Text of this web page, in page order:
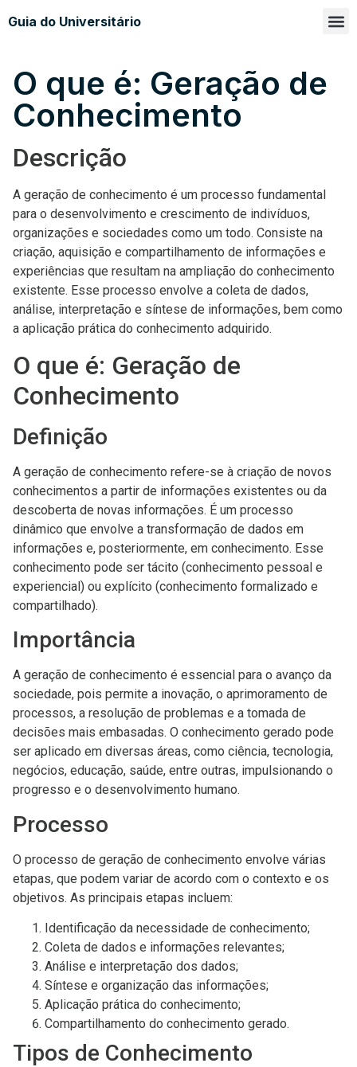
Guia do Universitário
O que é: Geração de
Conhecimento
Descrição
A geração de conhecimento é um processo fundamental
para o desenvolvimento e crescimento de indivíduos,
organizações e sociedades como um todo. Consiste na
criação, aquisição e compartilhamento de informações e
experiências que resultam na ampliação do conhecimento
existente. Esse processo envolve a coleta de dados,
análise, interpretação e síntese de informações, bem como
a aplicação prática do conhecimento adquirido.
O que é: Geração de
Conhecimento
Definição
A geração de conhecimento refere-se à criação de novos
conhecimentos a partir de informações existentes ou da
descoberta de novas informações. É um processo
dinâmico que envolve a transformação de dados em
informações e, posteriormente, em conhecimento. Esse
conhecimento pode ser tácito (conhecimento pessoal e
experiencial) ou explícito (conhecimento formalizado e
compartilhado).
Importância
A geração de conhecimento é essencial para o avanço da
sociedade, pois permite a inovação, o aprimoramento de
processos, a resolução de problemas e a tomada de
decisões mais embasadas. O conhecimento gerado pode
ser aplicado em diversas áreas, como ciência, tecnologia,
negócios, educação, saúde, entre outras, impulsionando o
progresso e o desenvolvimento humano.
Processo
O processo de geração de conhecimento envolve várias
etapas, que podem variar de acordo com o contexto e os
objetivos. As principais etapas incluem:
Identificação da necessidade de conhecimento;
Coleta de dados e informações relevantes;
Análise e interpretação dos dados;
Síntese e organização das informações;
Aplicação prática do conhecimento;
Compartilhamento do conhecimento gerado.
Tipos de Conhecimento